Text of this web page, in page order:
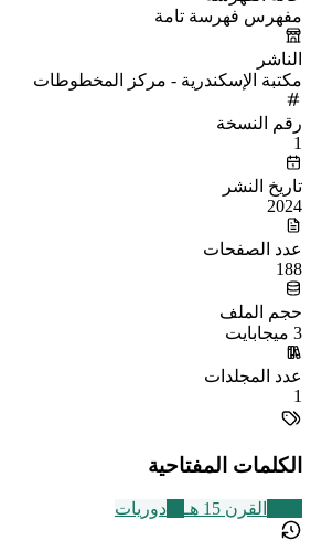
مفهرس فهرسة تامة
الناشر
مكتبة الإسكندرية - مركز المخطوطات
رقم النسخة
1
تاريخ النشر
2024
عدد الصفحات
188
حجم الملف
3 ميجابايت
عدد المجلدات
1
الكلمات المفتاحية
القرن 15 هـ دوريات